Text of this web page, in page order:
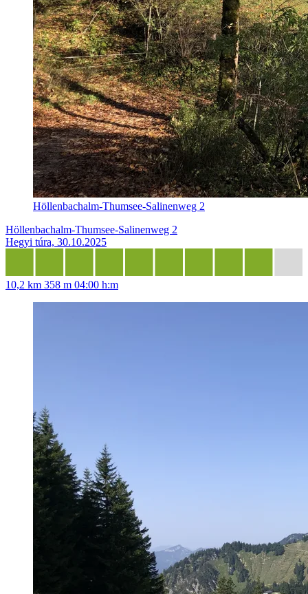
Höllenbachalm-Thumsee-Salinenweg 2
Höllenbachalm-Thumsee-Salinenweg 2
Hegyi túra, 30.10.2025
10,2 km 358 m 04:00 h:m